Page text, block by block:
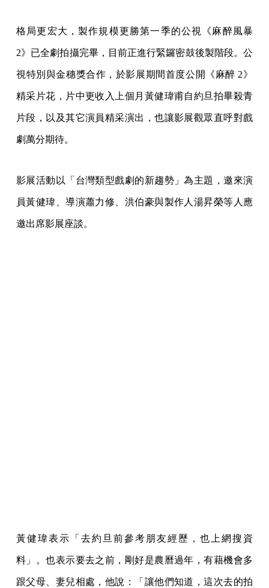
格局更宏大，製作規模更勝第一季的公視《麻醉風暴
2》已全劇拍攝完畢，目前正進行緊鑼密鼓後製階段。公
視特別與金穗獎合作，於影展期間首度公開《麻醉 2》
精采片花，片中更收入上個月黃健瑋甫自約旦拍畢殺青
片段，以及其它演員精采演出，也讓影展觀眾直呼對戲
劇萬分期待。
影展活動以「台灣類型戲劇的新趨勢」為主題，邀來演
員黃健瑋、導演蕭力修、洪伯豪與製作人湯昇榮等人應
邀出席影展座談。
黃健瑋表示「去約旦前參考朋友經歷，也上網搜資
料」。也表示要去之前，剛好是農曆過年，有藉機會多
跟父母、妻兒相處，他說：「讓他們知道，這次去的拍